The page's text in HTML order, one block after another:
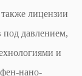
лицензии
под давлением,
и
нано-